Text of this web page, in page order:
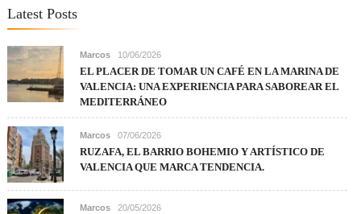
Latest Posts
Marcos 10/06/2026
EL PLACER DE TOMAR UN CAFÉ EN LA MARINA DE
VALENCIA: UNA EXPERIENCIA PARA SABOREAR EL
MEDITERRÁNEO
Marcos 07/06/2026
RUZAFA, EL BARRIO BOHEMIO Y ARTÍSTICO DE
VALENCIA QUE MARCA TENDENCIA.
Marcos 20/05/2026